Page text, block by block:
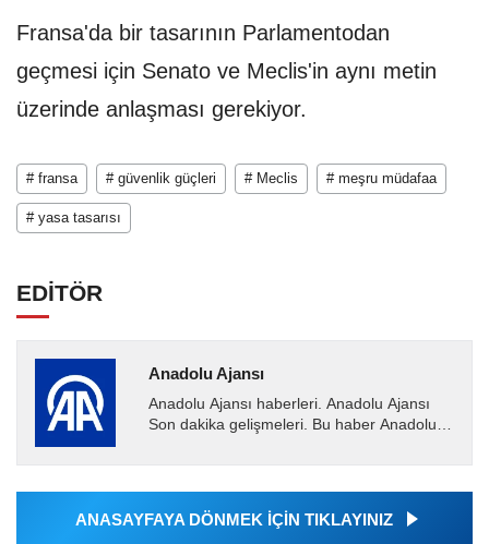
Fransa'da bir tasarının Parlamentodan
geçmesi için Senato ve Meclis'in aynı metin
üzerinde anlaşması gerekiyor.
# fransa # güvenlik güçleri # Meclis # meşru müdafaa
# yasa tasarısı
EDİTÖR
Anadolu Ajansı
Anadolu Ajansı haberleri. Anadolu Ajansı
Son dakika gelişmeleri. Bu haber Anadolu
Ajansı tarafından...
ANASAYFAYA DÖNMEK İÇİN TIKLAYINIZ